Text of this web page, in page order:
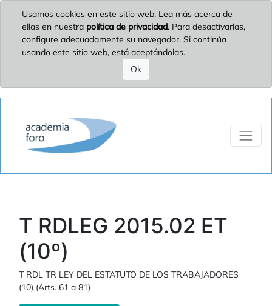
Usamos cookies en este sitio web. Lea más acerca de
ellas en nuestra política de privacidad. Para desactivarlas,
configure adecuadamente su navegador. Si continúa
usando este sitio web, está aceptándolas.
Ok
T RDLEG 2015.02 ET
(10º)
T RDL TR LEY DEL ESTATUTO DE LOS TRABAJADORES
(10) (Arts. 61 a 81)